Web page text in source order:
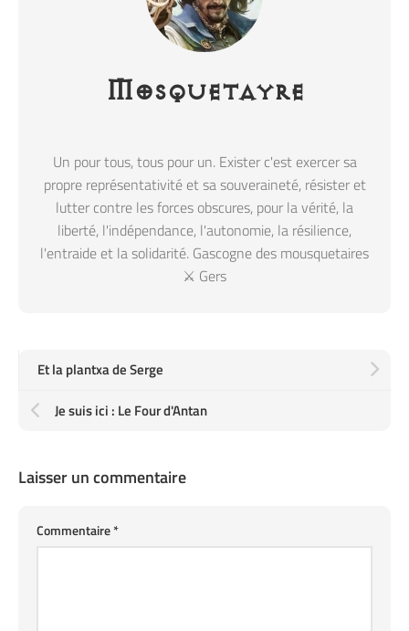
Mosquetayre
Un pour tous, tous pour un. Exister c'est exercer sa
propre représentativité et sa souveraineté, résister et
lutter contre les forces obscures, pour la vérité, la
liberté, l'indépendance, l'autonomie, la résilience,
l'entraide et la solidarité. Gascogne des mousquetaires
⚔️ Gers
Et la plantxa de Serge
Je suis ici : Le Four d'Antan
Laisser un commentaire
Commentaire*